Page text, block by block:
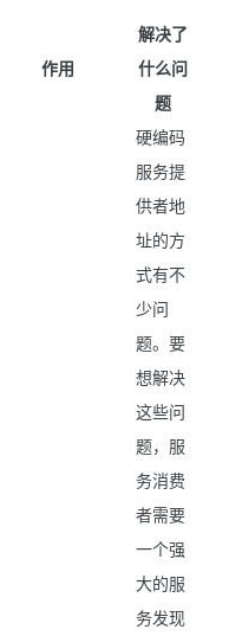
作用
解决了
什么问
题
硬编码
服务提
供者地
址的方
式有不
少问
题。要
想解决
这些问
题，服
务消费
者需要
一个强
大的服
务发现